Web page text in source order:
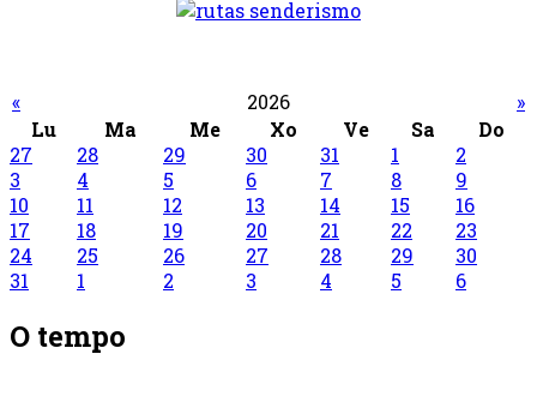
« 2026
»
Lu
Ma Me Xo Ve Sa
Do
27
28 29 30 31 1
2
3
4 5 6 7 8
9
10
11 12 13 14 15
16
17
18 19 20 21 22
23
24
25 26 27 28 29
30
31
1 2 3 4 5 6
O tempo